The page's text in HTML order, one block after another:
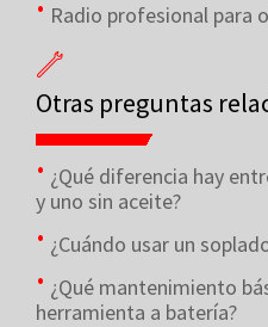
Radio profesional para
Otras preguntas
¿Qué diferencia hay
y uno sin aceite?
¿Cuándo usar un
¿Qué mantenimiento
herramienta a batería?